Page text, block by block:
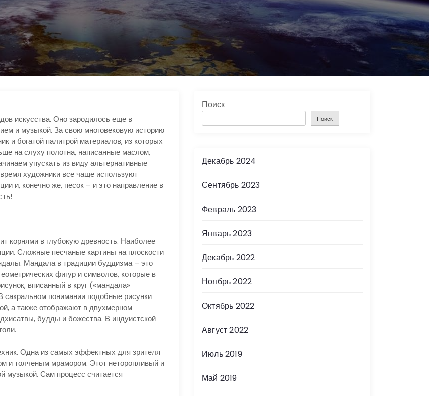
искусства. Оно зародилось еще в
и музыкой. За свою многовековую историю
и богатой палитрой материалов, из которых
на слуху полотна, написанные маслом,
упускать из виду альтернативные
художники все чаще используют
и, конечно же, песок – и это направление в
корнями в глубокую древность. Наиболее
Сложные песчаные картины на плоскости
Мандала в традиции буддизма – это
фигур и символов, которые в
вписанный в круг («мандала»
сакральном понимании подобные рисунки
а также отображают в двухмерном
будды и божества. В индуистской
Одна из самых эффектных для зрителя
и толченым мрамором. Этот неторопливый и
музыкой. Сам процесс считается
Поиск
Поиск
Декабрь 2024
Сентябрь 2023
Февраль 2023
Январь 2023
Декабрь 2022
Ноябрь 2022
Октябрь 2022
Август 2022
Июль 2019
Май 2019